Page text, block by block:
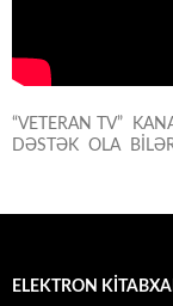
“VETERAN TV”
DƏSTƏK OLA
ELEKTRON